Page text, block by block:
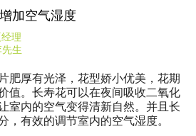
加空气湿度
理
先生
肥厚有光泽，花型娇小优美，花期
值。长寿花可以在夜间吸收二氧化
室内的空气变得清新自然。并且长
，有效的调节室内的空气湿度。